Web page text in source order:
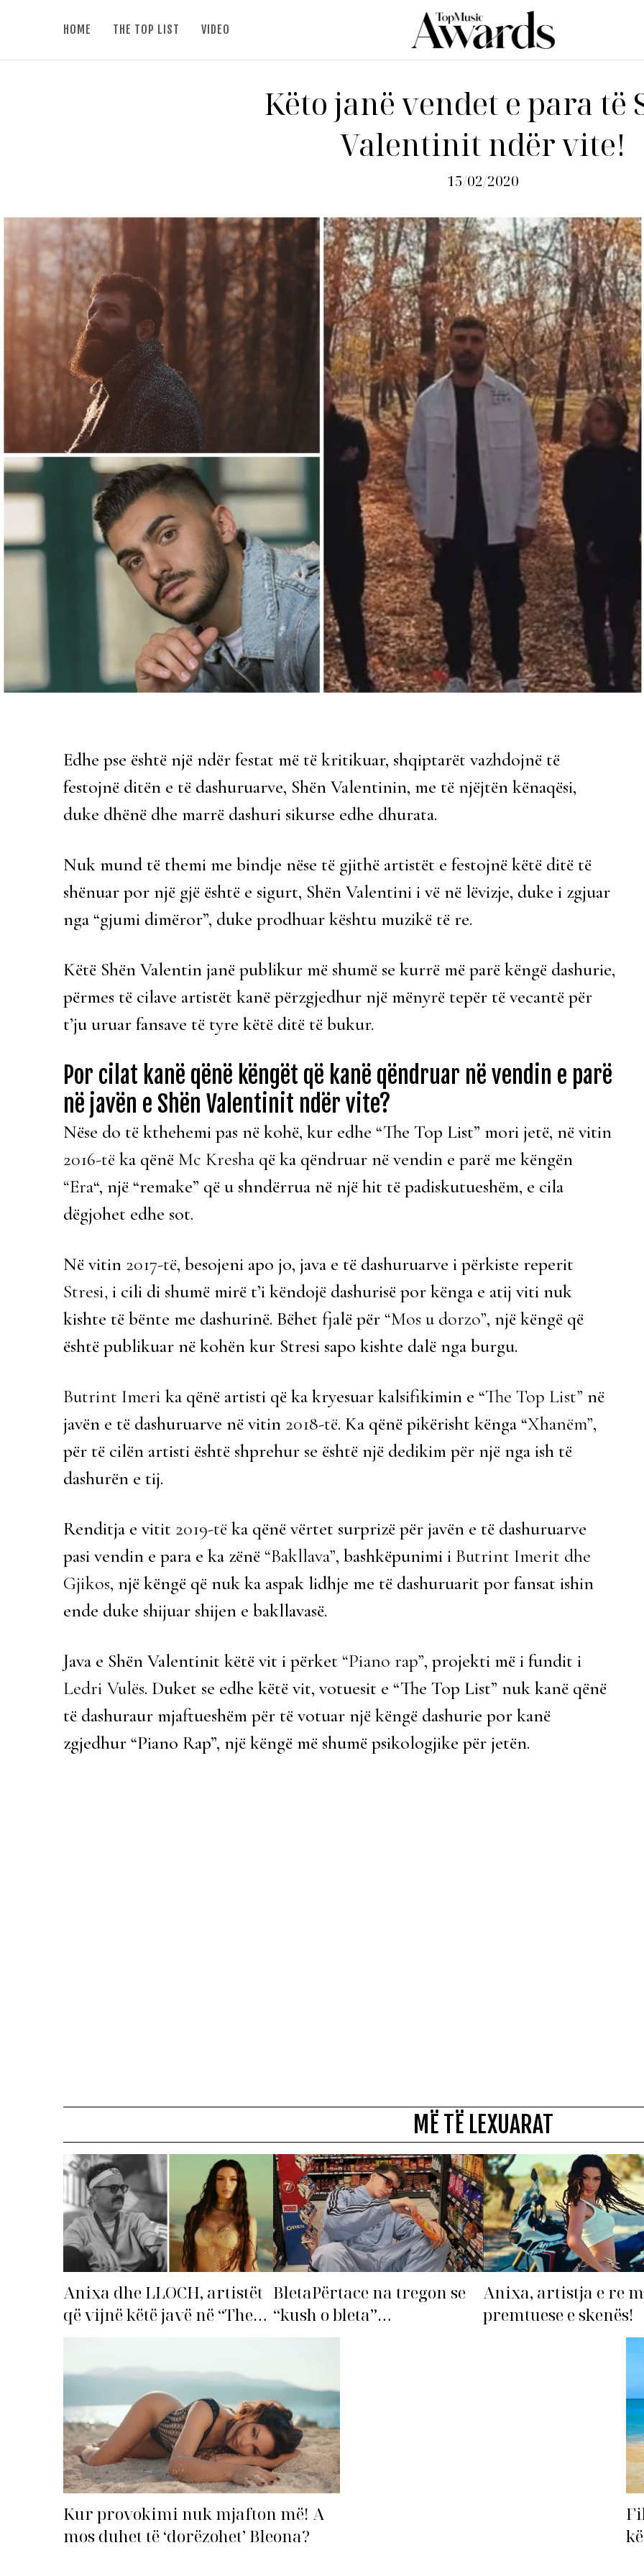
HOME THE TOP LIST VIDEO
Këto janë vendet e para të
Valentinit ndër vite!
15/02/2020
Edhe pse është një ndër festat më të kritikuar, shqiptarët vazhdojnë të
festojnë ditën e të dashuruarve, Shën Valentinin, me të njëjtën kënaqësi,
duke dhënë dhe marrë dashuri sikurse edhe dhurata.
Nuk mund të themi me bindje nëse të gjithë artistët e festojnë këtë ditë të
shënuar por një gjë është e sigurt, Shën Valentini i vë në lëvizje, duke i zgjuar
nga “gjumi dimëror”, duke prodhuar kështu muzikë të re.
Këtë Shën Valentin janë publikur më shumë se kurrë më parë këngë dashurie,
përmes të cilave artistët kanë përzgjedhur një mënyrë tepër të vecantë për
t’ju uruar fansave të tyre këtë ditë të bukur.
Por cilat kanë qënë këngët që kanë qëndruar në vendin e parë
në javën e Shën Valentinit ndër vite?
Nëse do të kthehemi pas në kohë, kur edhe “The Top List” mori jetë, në vitin
2016-të ka qënë Mc Kreshaqë ka qëndruar në vendin e parë me këngën
“Era“, një “remake” që u shndërrua në një hit të padiskutueshëm, e cila
dëgjohet edhe sot.
Në vitin 2017-të, besojeni apo jo, java e të dashuruarve i përkiste reperit
Stresi, i cili di shumë mirë t’i këndojë dashurisë por kënga e atij viti nuk
kishte të bënte me dashurinë. Bëhet fjalë për “Mos u dorzo”, një këngë që
është publikuar në kohën kur Stresi sapo kishte dalë nga burgu.
Butrint Imeri ka qënë artisti që ka kryesuar kalsifikimin e “The Top List” në
javën e të dashuruarve në vitin 2018-të. Ka qënë pikërisht kënga “Xhanëm”,
për të cilën artisti është shprehur se është një dedikim për një nga ish të
dashurën e tij.
Renditja e vitit 2019-të ka qënë vërtet surprizë për javën e të dashuruarve
pasi vendin e para e ka zënë “Bakllava”, bashkëpunimi i Butrint Imerit dhe
Gjikos, një këngë që nuk ka aspak lidhje me të dashuruarit por fansat ishin
ende duke shijuar shijen e bakllavasë.
Java e Shën Valentinit këtë vit i përket “Piano rap”, projekti më i fundit i
Ledri Vulës. Duket se edhe këtë vit, votuesit e “The Top List” nuk kanë qënë
të dashuraur mjaftueshëm për të votuar një këngë dashurie por kanë
zgjedhur “Piano Rap”, një këngë më shumë psikologjike për jetën.
MË TË LEXUARAT
Anixa dhe LLOCH, artistët
që vijnë këtë javë në “The
BletaPërtace na tregon se
“kush o bleta”…
Anixa, artistja e re
premtuese e skenës!
Kur provokimi nuk mjafton më! A
mos duhet të ‘dorëzohet’ Bleona?